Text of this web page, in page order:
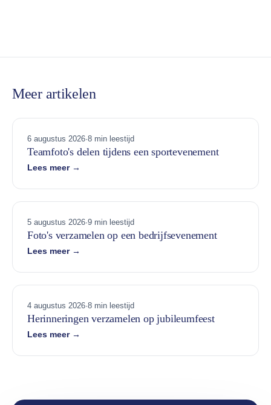
Meer artikelen
6 augustus 2026·8 min leestijd
Teamfoto's delen tijdens een sportevenement
Lees meer →
5 augustus 2026·9 min leestijd
Foto's verzamelen op een bedrijfsevenement
Lees meer →
4 augustus 2026·8 min leestijd
Herinneringen verzamelen op jubileumfeest
Lees meer →